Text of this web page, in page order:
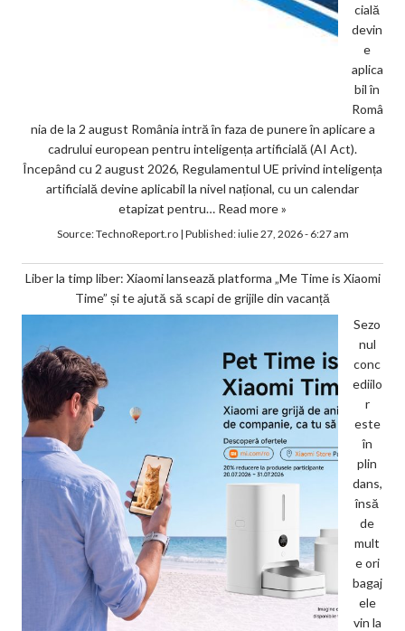
cială
devin
e
aplica
bil în
Româ
nia de la 2 august România intră în faza de punere în aplicare a
cadrului european pentru inteligența artificială (AI Act).
Începând cu 2 august 2026, Regulamentul UE privind inteligența
artificială devine aplicabil la nivel național, cu un calendar
etapizat pentru… Read more »
Source:TechnoReport.ro| Published:iulie 27, 2026 - 6:27 am
Liber la timp liber: Xiaomi lansează platforma „Me Time is Xiaomi
Time” și te ajută să scapi de grijile din vacanță
Sezo
nul
conc
ediilo
r
este
în
plin
dans,
însă
de
mult
e ori
bagaj
ele
vin la